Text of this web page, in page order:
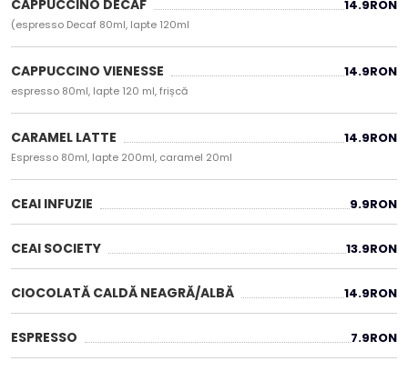
CAPPUCCINO DECAF 14.9RON
(espresso Decaf 80ml, lapte 120ml
CAPPUCCINO VIENESSE 14.9RON
espresso 80ml, lapte 120 ml, frișcă
CARAMEL LATTE 14.9RON
Espresso 80ml, lapte 200ml, caramel 20ml
CEAI INFUZIE 9.9RON
CEAI SOCIETY 13.9RON
CIOCOLATĂ CALDĂ NEAGRĂ/ALBĂ 14.9RON
ESPRESSO 7.9RON